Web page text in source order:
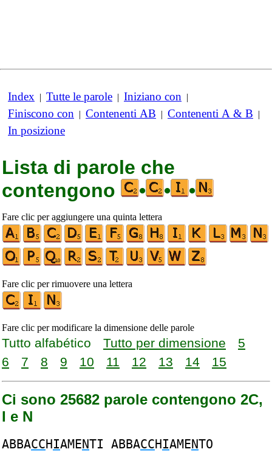
Index | Tutte le parole | Iniziano con |
Finiscono con | Contenenti AB | Contenenti A & B |
In posizione
Lista di parole che
contengono
• • •
Fare clic per aggiungere una quinta lettera
Fare clic per rimuovere una lettera
Fare clic per modificare la dimensione delle parole
Tutto alfabético Tutto per dimensione
5
6
7 8 9 10 11 12 13 14 15
Ci sono 25682 parole contengono 2C,
I e N
ABBACCHIAMENTI ABBACCHIAMENTO